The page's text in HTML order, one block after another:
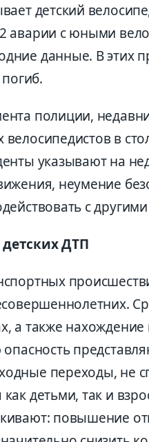
детский
аварии с юными
данные. В этих
полиции,
в
указывают на
неумение
с
ДТП
а также нахождение
переходы, не
детьми, так и
повышение